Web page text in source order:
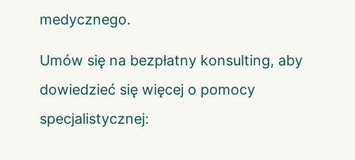
medycznego.
Umów się na bezpłatny konsulting, aby
dowiedzieć się więcej o pomocy
specjalistycznej: